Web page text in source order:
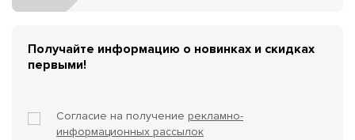
Получайте информацию о новинках и скидках
первыми!
Согласие на получение рекламно-
информационных рассылок